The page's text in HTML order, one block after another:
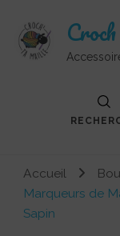
Accueil
Marqueurs de
Sapin